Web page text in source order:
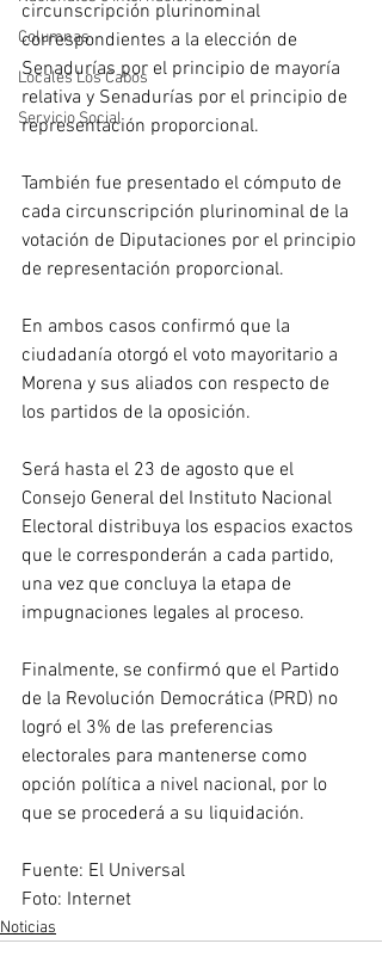
Columnas
Locales Los Cabos
Servicio Social
circunscripción plurinominal
correspondientes a la elección de
Senadurías por el principio de mayoría
relativa y Senadurías por el principio de
representación proporcional.
También fue presentado el cómputo de
cada circunscripción plurinominal de la
votación de Diputaciones por el principio
de representación proporcional.
En ambos casos confirmó que la
ciudadanía otorgó el voto mayoritario a
Morena y sus aliados con respecto de
los partidos de la oposición.
Será hasta el 23 de agosto que el
Consejo General del Instituto Nacional
Electoral distribuya los espacios exactos
que le corresponderán a cada partido,
una vez que concluya la etapa de
impugnaciones legales al proceso.
Finalmente, se confirmó que el Partido
de la Revolución Democrática (PRD) no
logró el 3% de las preferencias
electorales para mantenerse como
opción política a nivel nacional, por lo
que se procederá a su liquidación.
Fuente: El Universal
Foto: Internet
Noticias